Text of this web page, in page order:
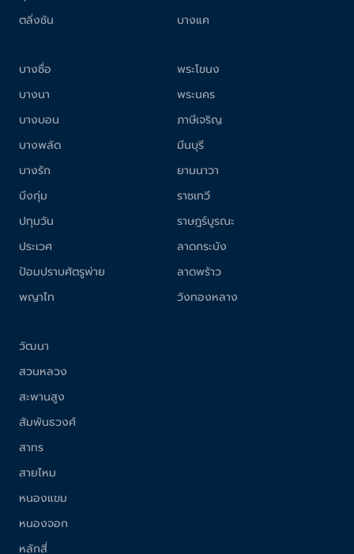
ตลิ่งชัน
บางแค
บางซื่อ
บางนา
บางบอน
บางพลัด
บางรัก
บึงกุ่ม
ปทุมวัน
ประเวศ
ป้อมปราบศัตรูพ่าย
พญาไท
พระโขนง
พระนคร
ภาษีเจริญ
มีนบุรี
ยานนาวา
ราชเทวี
ราษฎร์บูรณะ
ลาดกระบัง
ลาดพร้าว
วังทองหลาง
วัฒนา
สวนหลวง
สะพานสูง
สัมพันธวงศ์
สาทร
สายไหม
หนองแขม
หนองจอก
หลักสี่